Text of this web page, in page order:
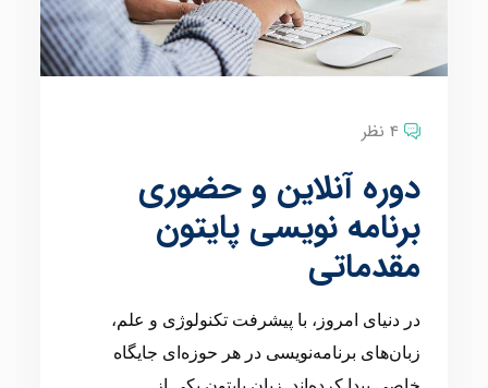
4 نظر
دوره آنلاین و حضوری
برنامه نویسی پایتون
مقدماتی
در دنیای امروز، با پیشرفت تکنولوژی و علم،
زبان‌های برنامه‌نویسی در هر حوزه‌ای جایگاه